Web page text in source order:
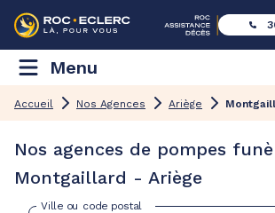
Menu
Accueil Nos Agences Ariège
Nos agences de pompes
Montgaillard - Ariège
Ville ou code postal